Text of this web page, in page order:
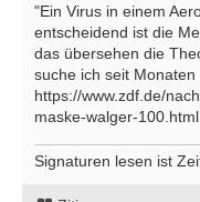
"Ein Virus in einem
entscheidend ist die
das übersehen die
suche ich seit Monaten
https://www.zdf.de/
maske-walger-100.html
Signaturen lesen ist